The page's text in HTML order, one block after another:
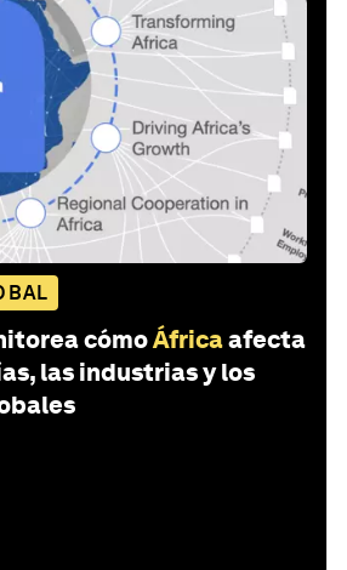
cómoÁfricaafecta
las industrias y los